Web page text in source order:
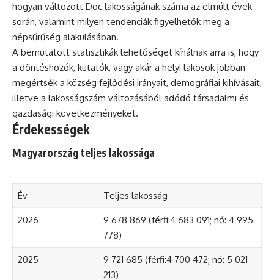
hogyan változott Doc lakosságának száma az elmúlt évek
során, valamint milyen tendenciák figyelhetők meg a
népsűrűség alakulásában.
A bemutatott statisztikák lehetőséget kínálnak arra is, hogy
a döntéshozók, kutatók, vagy akár a helyi lakosok jobban
megértsék a község fejlődési irányait, demográfiai kihívásait,
illetve a lakosságszám változásából adódó társadalmi és
gazdasági következményeket.
Érdekességek
Magyarország teljes lakossága
Év Teljes lakosság
2026
9 678 869 (férfi:4 683 091; nő: 4 995
778)
2025
9 721 685 (férfi:4 700 472; nő: 5 021
213)